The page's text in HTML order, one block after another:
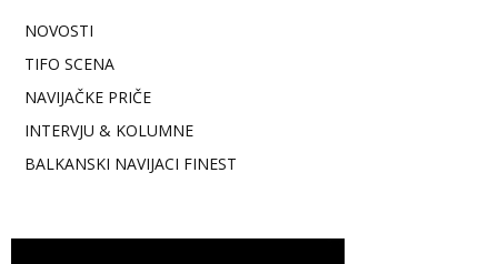
NOVOSTI
TIFO SCENA
NAVIJAČKE PRIČE
INTERVJU & KOLUMNE
BALKANSKI NAVIJACI FINEST